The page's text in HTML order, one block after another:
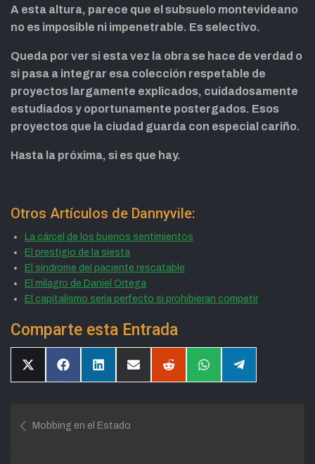
A esta altura, parece que el subsuelo montevideano
no es imposible ni impenetrable. Es selectivo.
Queda por ver si esta vez la obra se hace de verdad o
si pasa a integrar esa colección respetable de
proyectos largamente explicados, cuidadosamente
estudiados y oportunamente postergados. Esos
proyectos que la ciudad guarda con especial cariño.
Hasta la próxima, si es que hay.
Otros Artículos de Dannyvile:
La cárcel de los buenos sentimientos
El prestigio de la siesta
El síndrome del paciente rescatable
El milagro de Daniel Ortega
El capitalismo sería perfecto si prohibieran competir
Comparte esta Entrada
CompartirCompartirCompartirCompartirCompartirCompartirCompartir
de
Mobbing en el Estado